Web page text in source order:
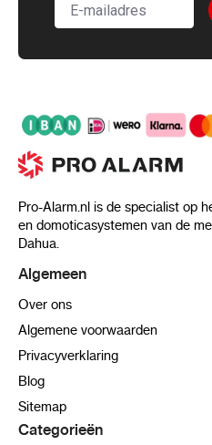
Pro-Alarm.nl is de specialist op
en domoticasystemen van de
Dahua.
Algemeen
Over ons
Algemene voorwaarden
Privacyverklaring
Blog
Sitemap
Categorieën